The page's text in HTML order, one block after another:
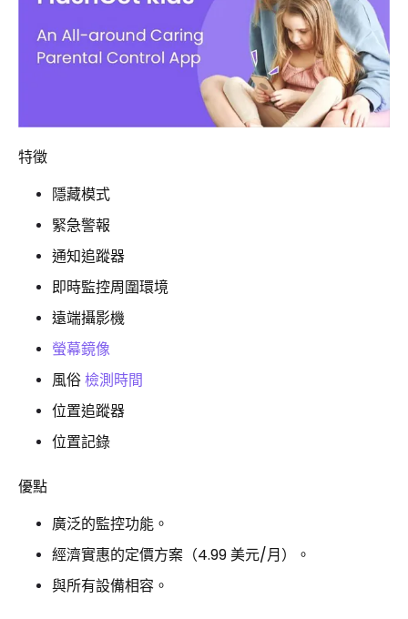
特徵
隱藏模式
緊急警報
通知追蹤器
即時監控周圍環境
遠端攝影機
螢幕鏡像
風俗檢測時間
位置追蹤器
位置記錄
優點
廣泛的監控功能。
經濟實惠的定價方案（4.99 美元/月）。
與所有設備相容。